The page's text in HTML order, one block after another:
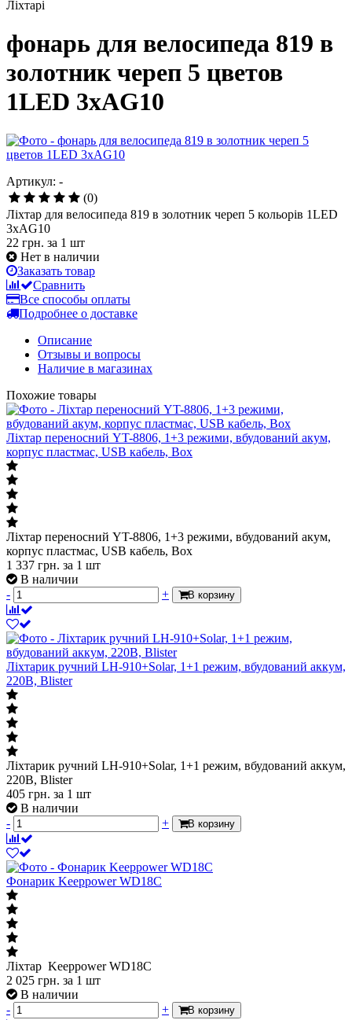
Ліхтарі
фонарь для велосипеда 819 в
золотник череп 5 цветов
1LED 3xAG10
Артикул: -
(0)
Ліхтар для велосипеда 819 в золотник череп 5 кольорів 1LED
3xAG10
22 грн. за 1 шт
Нет в наличии
Заказать товар
Сравнить
Все способы оплаты
Подробнее о доставке
Описание
Отзывы и вопросы
Наличие в магазинах
Похожие товары
Ліхтар переносний YT-8806, 1+3 режими, вбудований акум,
корпус пластмас, USB кабель, Box
Ліхтар переносний YT-8806, 1+3 режими, вбудований акум,
корпус пластмас, USB кабель, Box
1 337 грн. за 1 шт
В наличии
-
+ В корзину
Ліхтарик ручний LH-910+Solar, 1+1 режим, вбудований аккум,
220B, Blister
Ліхтарик ручний LH-910+Solar, 1+1 режим, вбудований аккум,
220B, Blister
405 грн. за 1 шт
В наличии
-
+ В корзину
Фонарик Keeppower WD18C
Ліхтар Keeppower WD18C
2 025 грн. за 1 шт
В наличии
-
+ В корзину